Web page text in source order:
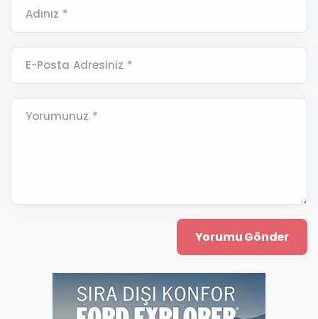
Adınız *
E-Posta Adresiniz *
Yorumunuz *